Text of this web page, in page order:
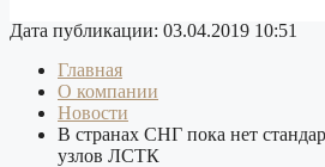
Дата публикации: 03.04.2019 10:51
Главная
О компании
Новости
В странах СНГ пока нет
узлов ЛСТК